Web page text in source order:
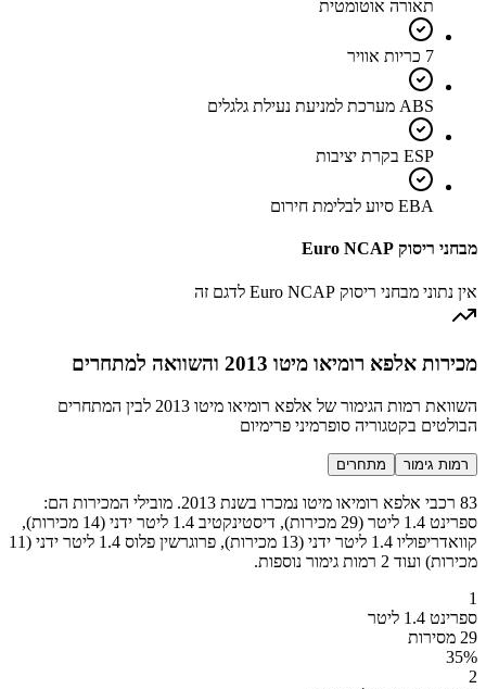
תאורה אוטומטית
7 כריות אוויר
ABS מערכת למניעת נעילת גלגלים
ESP בקרת יציבות
EBA סיוע לבלימת חירום
מבחני ריסוק Euro NCAP
אין נתוני מבחני ריסוק Euro NCAP לדגם זה
מכירות אלפא רומיאו מיטו 2013 והשוואה למתחרים
השוואת רמות הגימור של אלפא רומיאו מיטו 2013 לבין המתחרים
הבולטים בקטגוריה סופרמיני פרימיום
רמות גימור מתחרים
83 רכבי אלפא רומיאו מיטו נמכרו בשנת 2013. מובילי המכירות הם:
ספרינט 1.4 ליטר (29 מכירות), דיסטינקטיב 1.4 ליטר ידני (14 מכירות),
קוואדריפוליו 1.4 ליטר ידני (13 מכירות), פרוגרשין פלוס 1.4 ליטר ידני (11
מכירות) ועוד 2 רמות גימור נוספות.
1
ספרינט 1.4 ליטר
29 מסירות
35%
2